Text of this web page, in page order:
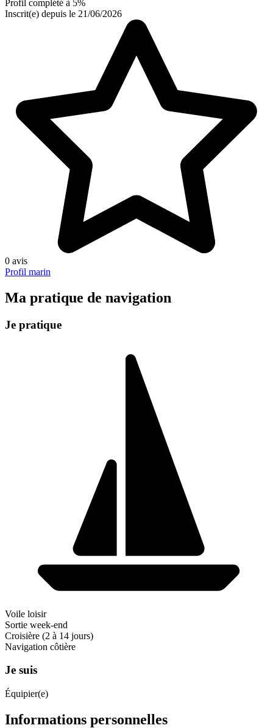
Profil complété à 5%
Inscrit(e) depuis le 21/06/2026
0 avis
Profil marin
Ma pratique de navigation
Je pratique
Voile loisir
Sortie week-end
Croisière (2 à 14 jours)
Navigation côtière
Je suis
Équipier(e)
Informations personnelles